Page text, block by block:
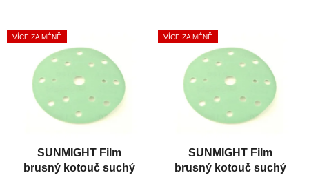
V
ý
VÍCE ZA MÉNĚ
SUNMIGHT Film
brusný kotouč suchý
VÍCE ZA MÉNĚ
SUNMIGHT Film
brusný kotouč suchý